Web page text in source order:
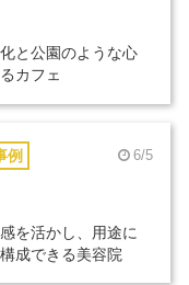
と公園のような心
カフェ
例 6/5
を活かし、用途に
成できる美容院